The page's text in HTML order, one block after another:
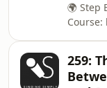
🌍 Step
259: